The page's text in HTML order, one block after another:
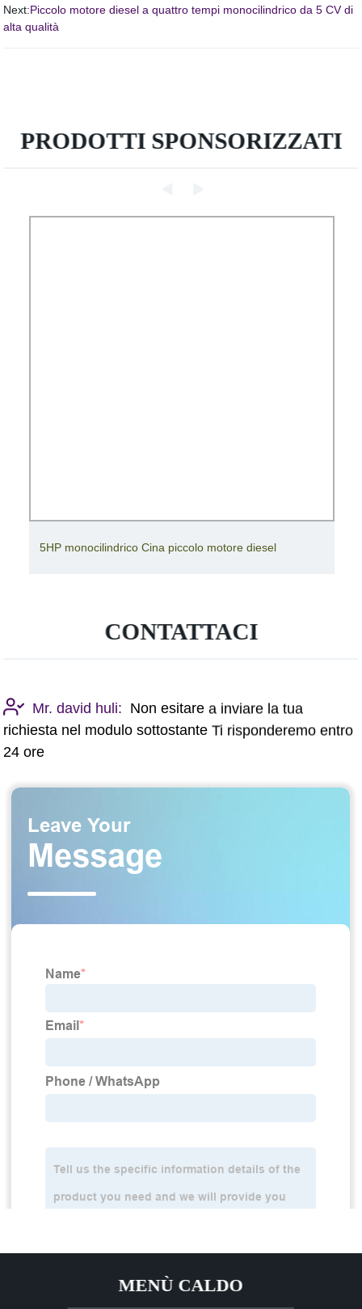
Next:Piccolo motore diesel a quattro tempi monocilindrico da 5 CV di
alta qualità
PRODOTTI SPONSORIZZATI
5HP monocilindrico Cina piccolo motore diesel
CONTATTACI
Mr. david huli: Non esitare a inviare la tua
richiesta nel modulo sottostante Ti risponderemo entro
24 ore
MENÙ CALDO